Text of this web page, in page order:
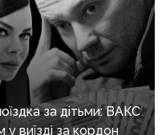
за дітьми: ВАКС
виїзді за кордон